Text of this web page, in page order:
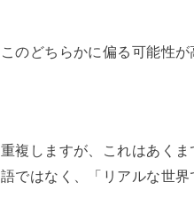
このどちらかに偏る可能性が
重複しますが、これはあく
語ではなく、「リアルな世界